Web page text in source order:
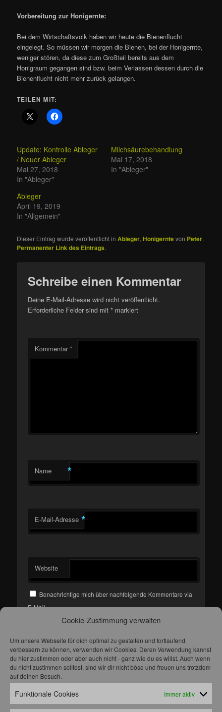
Cookie-Zustimmung verwalten
Um unsere Webseite für dich optimal zu gestalten und fortlaufend
verbessern zu können, verwenden wir Cookies. Deren Verwendung kannst
du hier zustimmen oder aber auch nicht - ganz wie du es willst. Auch wenn
du nicht zustimmen solltest, sind wir dir nicht böse und freuen uns trotzdem
auf deinen Besuch.
Funktionale Cookies Immer aktiv
Vorbereitung zur Honigernte:
Bei dem Wirtschaftsvolk haben wir heute die Bienenflucht
eingelegt. So müssen wir morgen die Bienen, bei der Honigernte,
weniger stören, da diese zum Großteil bereits aus dem
Honigraum gegangen sind bzw. beim Verlassen dessen durch die
Bienenflucht nicht mehr zurück gelangen.
TEILEN MIT:
Update: Kontrolle Ableger
/ Neuer Ableger
Mai 27, 2018
In "Ableger"
Milchsäurebehandlung
Mai 17, 2018
In "Ableger"
Ableger
April 19, 2019
In "Allgemein"
Dieser Eintrag wurde veröffentlicht inAbleger,Honigerntevon Peter.
Permanenter Link des Eintrags.
Schreibe einen Kommentar
Deine E-Mail-Adresse wird nicht veröffentlicht.
Erforderliche Felder sind mit* markiert
Kommentar*
Name *
E-Mail-Adresse *
Website
Benachrichtige mich über nachfolgende Kommentare via
E-Mail.
Benachrichtige mich über neue Beiträge via E-Mail.
AUGUST 2026
M D M S
1 2